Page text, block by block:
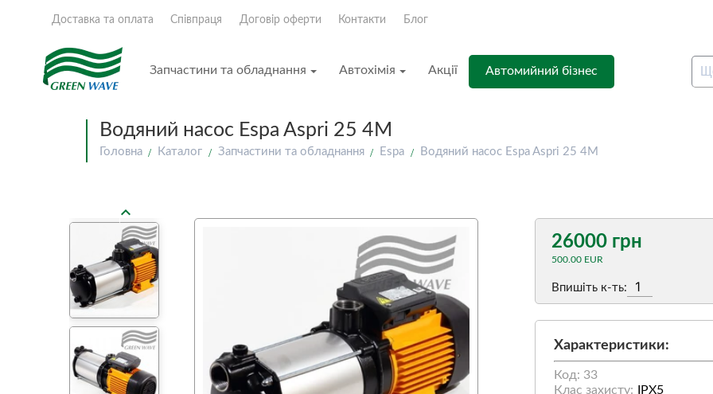
Доставка та оплата Співпраця Договір оферти Контакти Блог
Запчастини та обладнання Автохімія Акції Автомийний бізнес
Водяний насос Espa Aspri 25 4M
Головна Каталог Запчастини та обладнання Espa Водяний насос Espa Aspri 25 4M
chevron_left
26000 грн
500.00 EUR
Впишіть к-ть:
Характеристики:
Код: 33
Клас захисту:
IPX5